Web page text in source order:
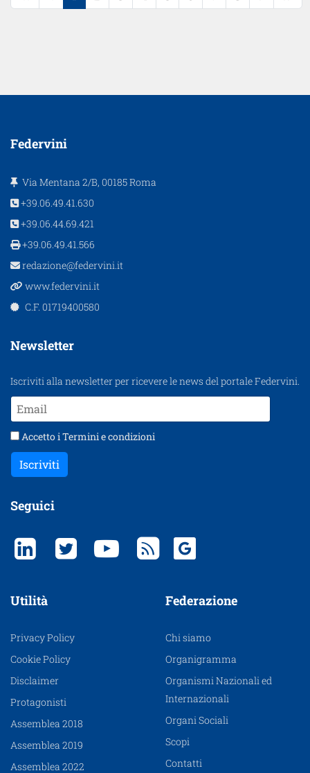
Federvini
Via Mentana 2/B, 00185 Roma
+39.06.49.41.630
+39.06.44.69.421
+39.06.49.41.566
redazione@federvini.it
www.federvini.it
C.F. 01719400580
Newsletter
Iscriviti alla newsletter per ricevere le news del portale Federvini.
Accetto iTermini e condizioni
Iscriviti
Seguici
Utilità
Privacy Policy
Cookie Policy
Disclaimer
Protagonisti
Assemblea 2018
Assemblea 2019
Assemblea 2022
Federazione
Chi siamo
Organigramma
Organismi Nazionali ed
Internazionali
Organi Sociali
Scopi
Contatti